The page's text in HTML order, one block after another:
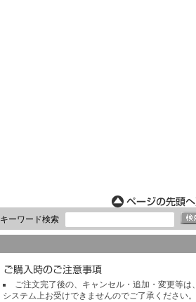
キーワード検索
ご注文完了後の、キャンセル・追加・変更等は、
システム上お受けできませんのでご了承ください。